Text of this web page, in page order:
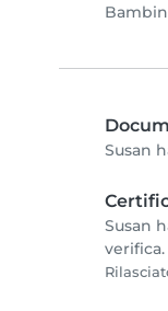
Susan
Susan
verifica.